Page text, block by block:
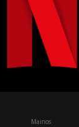
Mainos